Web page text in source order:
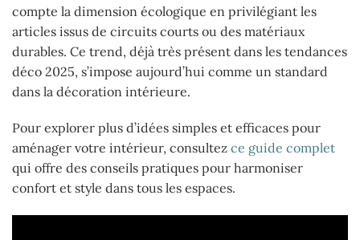
compte la dimension écologique en privilégiant les
articles issus de circuits courts ou des matériaux
durables. Ce trend, déjà très présent dans les tendances
déco 2025, s’impose aujourd’hui comme un standard
dans la décoration intérieure.
Pour explorer plus d’idées simples et efficaces pour
aménager votre intérieur, consultez ce guide complet
qui offre des conseils pratiques pour harmoniser
confort et style dans tous les espaces.